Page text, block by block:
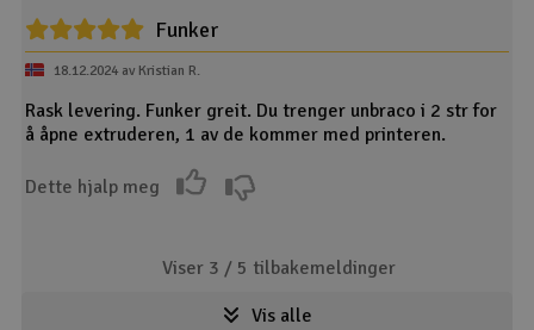
Funker
18.12.2024 av Kristian R.
Rask levering. Funker greit. Du trenger unbraco i 2 str for
å åpne extruderen, 1 av de kommer med printeren.
Dette hjalp meg
Viser 3 / 5 tilbakemeldinger
Vis alle